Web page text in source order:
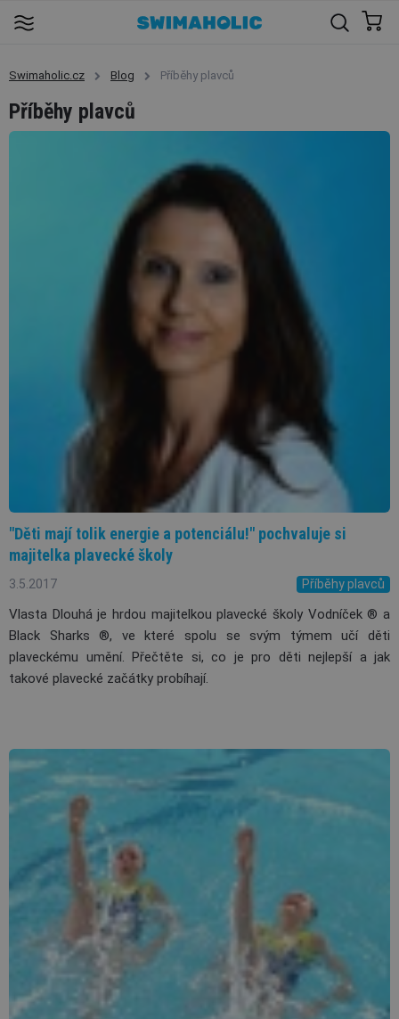
Swimaholic.cz Blog Příběhy plavců
Příběhy plavců
"Děti mají tolik energie a potenciálu!" pochvaluje si
majitelka plavecké školy
3.5.2017 Příběhy plavců
Vlasta Dlouhá je hrdou majitelkou plavecké školy Vodníček ® a
Black Sharks
®, ve které spolu se svým týmem učí děti
plaveckému umění. Přečtěte si, co je pro děti nejlepší a jak
takové plavecké začátky probíhají.